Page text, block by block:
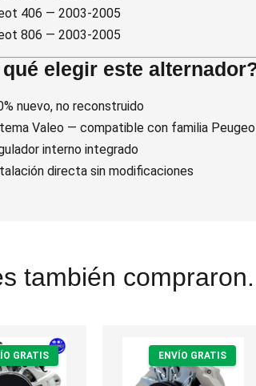
406 — 2003-2005
806 — 2003-2005
elegir este
nuevo, no reconstruido
Valeo — compatible con familia
interno integrado
directa sin modificaciones
también
GRATIS ENVÍO GRATIS